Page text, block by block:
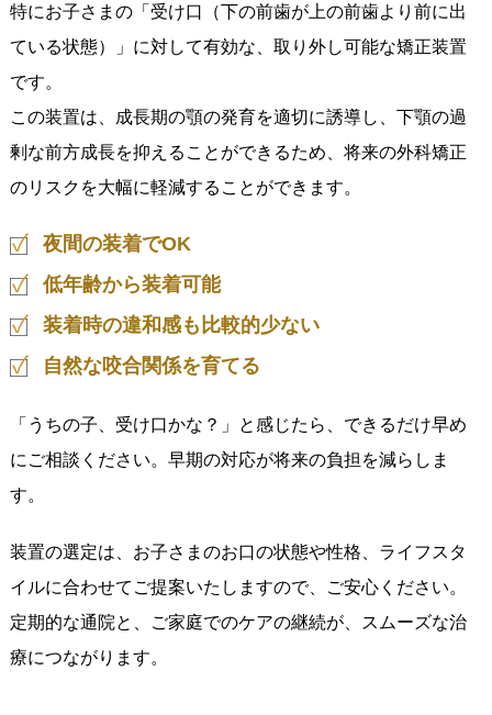
特にお子さまの「受け口（下の前歯が上の前歯より前に出
ている状態）」に対して有効な、取り外し可能な矯正装置
です。
この装置は、成長期の顎の発育を適切に誘導し、下顎の過
剰な前方成長を抑えることができるため、将来の外科矯正
のリスクを大幅に軽減することができます。
夜間の装着でOK
低年齢から装着可能
装着時の違和感も比較的少ない
自然な咬合関係を育てる
「うちの子、受け口かな？」と感じたら、できるだけ早め
にご相談ください。早期の対応が将来の負担を減らしま
す。
装置の選定は、お子さまのお口の状態や性格、ライフスタ
イルに合わせてご提案いたしますので、ご安心ください。
定期的な通院と、ご家庭でのケアの継続が、スムーズな治
療につながります。